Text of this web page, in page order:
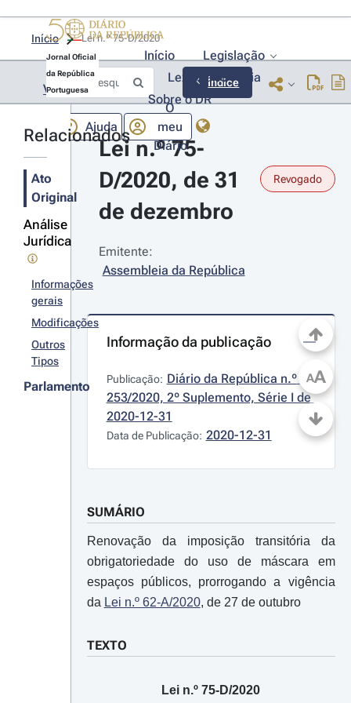
Jornal Oficial
da República
Portuguesa
Início
Legislação
Lexionário
Lia
Sobre o DR
Ajuda
O
meu
Diário
Início Lei n.º 75-D/2020
Voltar Índice
Relacionados
Ato
Original
Análise
Jurídica
Informações
gerais
Modificações
Outros
Tipos
Parlamento
Lei n.º 75-
D/2020, de 31
de dezembro
Revogado
Emitente:
Assembleia da República
Informação da publicação
Publicação: Diário da República n.º
253/2020, 2º Suplemento, Série I de
2020-12-31
Data de Publicação: 2020-12-31
SUMÁRIO
Renovação da imposição transitória da
obrigatoriedade do uso de máscara em
espaços públicos, prorrogando a vigência
da Lei n.º 62-A/2020, de 27 de outubro
TEXTO
Lei n.º 75-D/2020
AA